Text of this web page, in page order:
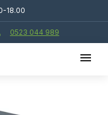
18.00
0523 044 989